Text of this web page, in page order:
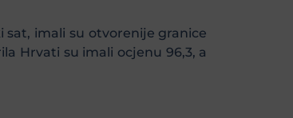
sat, imali su otvorenije granice
Hrvati su imali ocjenu 96,3, a